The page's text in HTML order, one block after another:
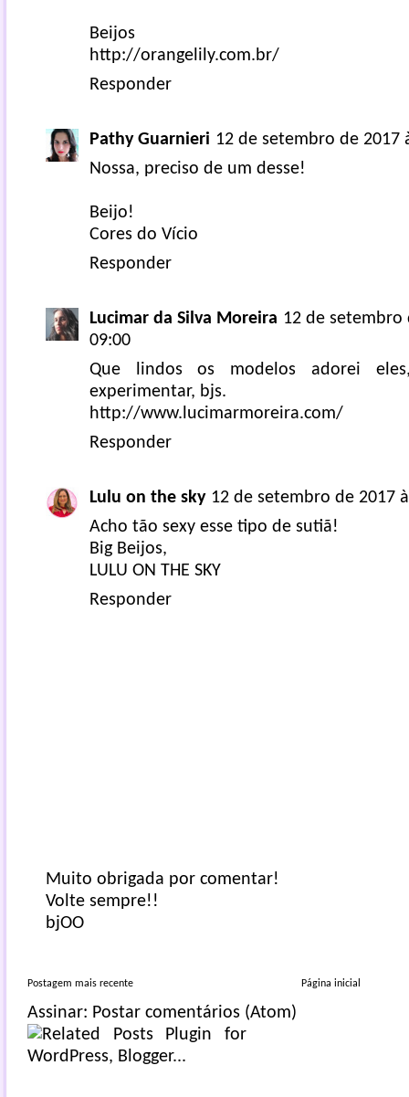
Beijos
http://orangelily.com.br/
Responder
Pathy Guarnieri 12 de setembro de 2017
Nossa, preciso de um desse!
Beijo!
Cores do Vício
Responder
Lucimar da Silva Moreira 12 de setembro
09:00
Que lindos os modelos adorei
experimentar, bjs.
http://www.lucimarmoreira.com/
Responder
Lulu on the sky 12 de setembro de 2017
Acho tão sexy esse tipo de sutiã!
Big Beijos,
LULU ON THE SKY
Responder
Muito obrigada por comentar!
Volte sempre!!
bjOO
Postagem mais recente Página inicial
Assinar: Postar comentários (Atom)